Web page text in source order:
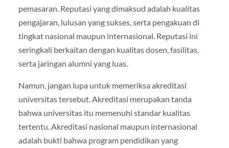
pemasaran. Reputasi yang dimaksud adalah kualitas
pengajaran, lulusan yang sukses, serta pengakuan di
tingkat nasional maupun internasional. Reputasi ini
seringkali berkaitan dengan kualitas dosen, fasilitas,
serta jaringan alumni yang luas.
Namun, jangan lupa untuk memeriksa akreditasi
universitas tersebut. Akreditasi merupakan tanda
bahwa universitas itu memenuhi standar kualitas
tertentu. Akreditasi nasional maupun internasional
adalah bukti bahwa program pendidikan yang